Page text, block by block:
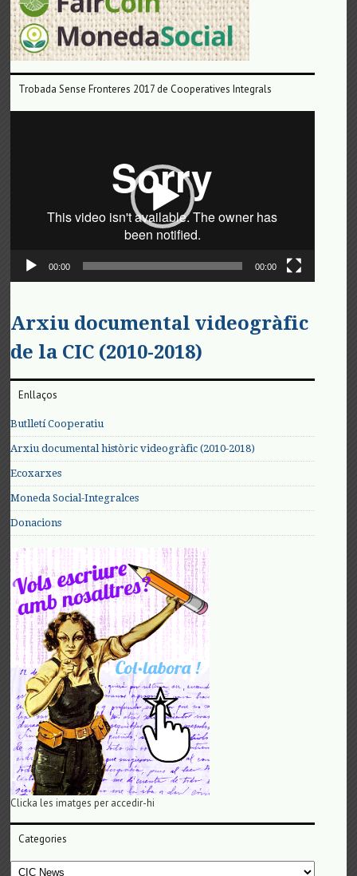
Trobada Sense Fronteres 2017 de Cooperatives Integrals
00:00 00:00
Arxiu documental videogràfic
de la CIC (2010-2018)
Enllaços
Butlletí Cooperatiu
Arxiu documental històric videogràfic (2010-2018)
Ecoxarxes
Moneda Social-Integralces
Donacions
Clicka les imatges per accedir-hi
Categories
Categories